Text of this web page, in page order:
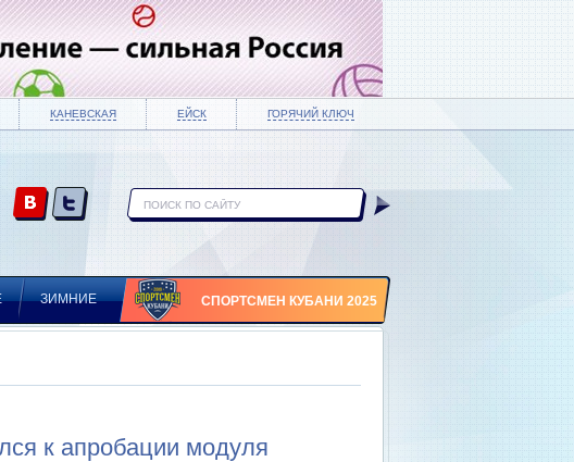
КАНЕВСКАЯ ЕЙСК ГОРЯЧИЙ КЛЮЧ
ЗИМНИЕ СПОРТСМЕН КУБАНИ 2025
к апробации модуля